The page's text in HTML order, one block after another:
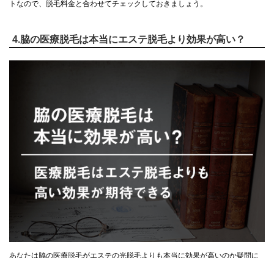
トなので、脱毛料金と合わせてチェックしておきましょう。
4.脇の医療脱毛は本当にエステ脱毛より効果が高い？
あなたは脇の医療脱毛がエステの光脱毛よりも本当に効果が高いのか疑問に